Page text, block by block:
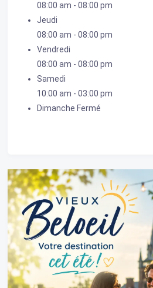
08:00 am - 08:00 pm
Jeudi
08:00 am - 08:00 pm
Vendredi
08:00 am - 08:00 pm
Samedi
10:00 am - 03:00 pm
Dimanche Fermé